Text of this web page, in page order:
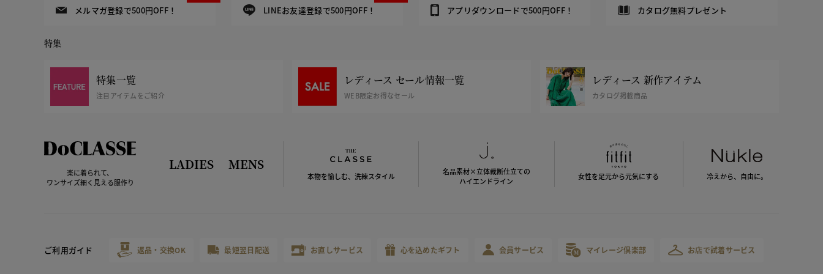
メルマガ登録で500円OFF！ LINEお友達登録で500円OFF！ アプリダウンロードで500円OFF！ カタログ無料プレゼント
特集
特集一覧
注目アイテムをご紹介
レディース セール情報一覧
WEB限定お得なセール
レディース 新作アイテム
カタログ掲載商品
楽に着られて、
ワンサイズ細く見える服作り
LADIES MENS
本物を愉しむ、洗練スタイル
名品素材×立体裁断仕立ての
ハイエンドライン
女性を足元から元気にする 冷えから、 自由に。
ご利用ガイド 返品・交換OK 最短翌日配送 お直しサービス 心を込めたギフト 会員サービス マイレージ倶楽部 お店で試着サービス